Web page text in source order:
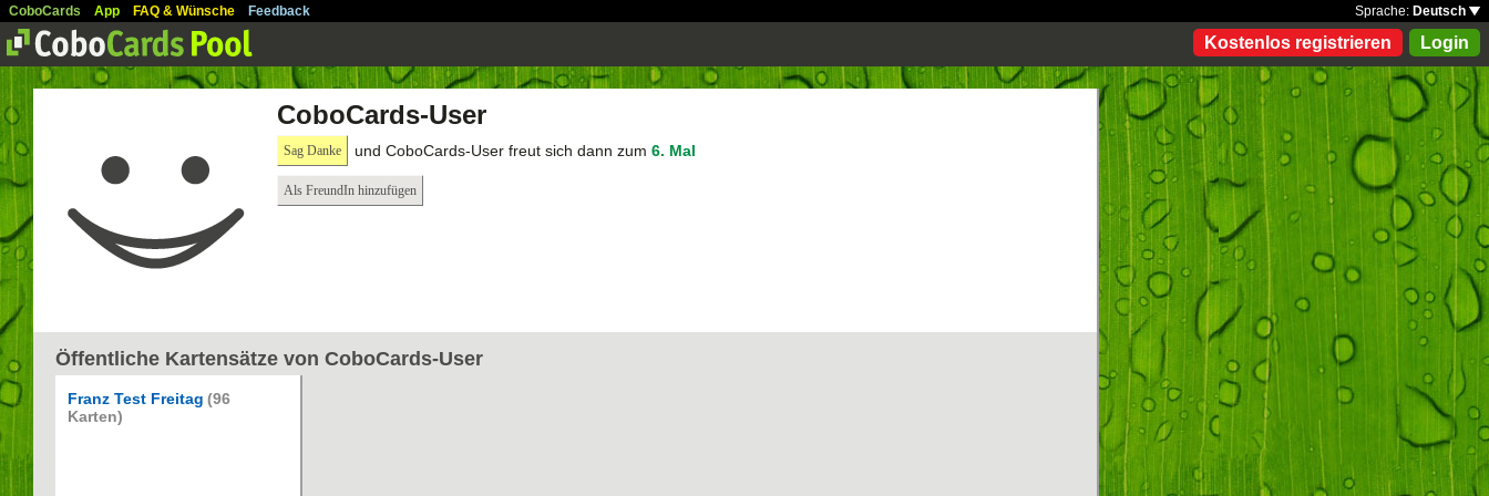
CoboCards App FAQ & Wünsche Feedback Sprache: Deutsch
Kostenlos registrieren Login
CoboCards-User
Sag Danke und CoboCards-User freut sich dann zum 6. Mal
Als FreundIn hinzufügen
Öffentliche Kartensätze von CoboCards-User
Franz Test Freitag (96
Karten)